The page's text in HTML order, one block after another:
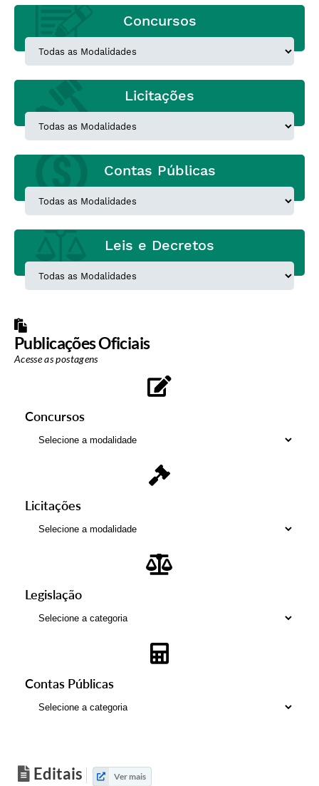
Concursos
Licitações
Contas Públicas
Leis e Decretos
Publicações Oficiais
Acesse as postagens
Concursos
Licitações
Legislação
Contas Públicas
Editais Ver mais